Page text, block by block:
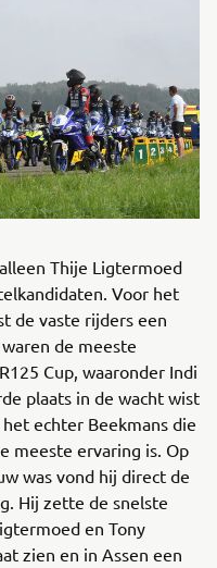
Thije Ligtermoed
Voor het
de vaste rijders een
de meeste
Cup, waaronder Indi
plaats in de wacht wist
echter Beekmans die
meeste ervaring is. Op
was vond hij direct de
Hij zette de snelste
en Tony
zien en in Assen een